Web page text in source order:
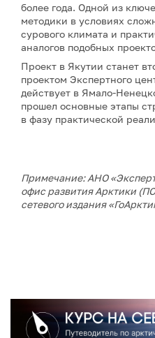
более года. Одной из
методики в условиях
сурового климата и
аналогов подобных
Проект в Якутии станет
проектом Экспертного
действует в Ямало-
прошел основные этапы
в фазу практической
Примечание: АНО
офис развития Арктики
сетевого издания